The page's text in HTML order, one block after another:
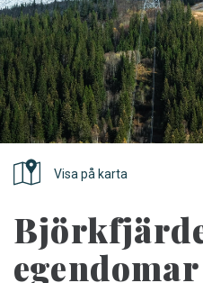
Visa på karta
egendomar